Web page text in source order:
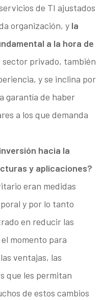
de TI ajustados
organización, y la
a la hora de
sector privado, también
y se inclina por
garantía de haber
a los que demanda
hacia la
y aplicaciones?
eran medidas
y por lo tanto
en reducir las
momento para
ventajas, las
que les permitan
de estos cambios